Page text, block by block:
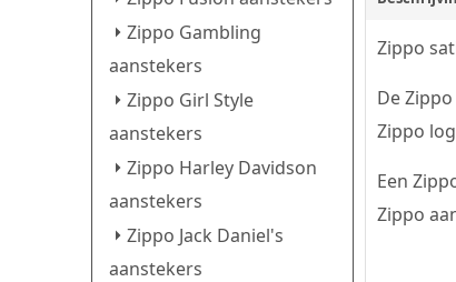
Zippo Gambling
aanstekers
Zippo Girl Style
aanstekers
Zippo Harley Davidson
aanstekers
Zippo Jack Daniel's
aanstekers
Zippo
De
Zippo
Een
Zippo